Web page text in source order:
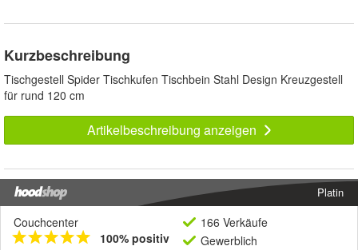
Kurzbeschreibung
Tischgestell Spider Tischkufen Tischbein Stahl Design Kreuzgestell
für rund 120 cm
Artikelbeschreibung anzeigen
Platin
Couchcenter
100% positiv
166 Verkäufe
Gewerblich